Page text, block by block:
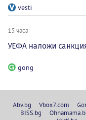
vesti
15 часа
УЕФА наложи
gong
Abv.bg Vbox7.com
BISS.bg